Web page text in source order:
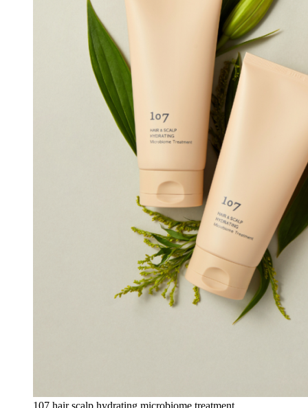
107 hair scalp hydrating microbiome treatment